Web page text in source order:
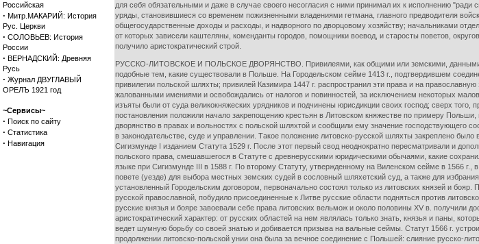
Российская
· Митр.МАКАРИЙ: История
Рус. Церкви
· СОЛОВЬЕВ: История
России
· ВЕРНАДСКИЙ: Древняя
Русь
· Журнал ДВУГЛАВЫЙ
ОРЕЛЪ 1921 год
~Сервисы~
· Поиск по сайту
· Статистика
· Навигация
для себя обязательными и даже в случае своего несогласия с ними принимал их к исполнению
уряды, становившиеся со временем пожизненными владениями гетмана, главного предводителя
общегосударственные доходы и расходы, и надворного по дворцовому хозяйству; начальниками
от которых зависели каштеляны, коменданты городов, помощники воевод, и старосты поветов,
получило аристократический строй.
РУССКО-ЛИТОВСКОЕ И ПОЛЬСКОЕ ДВОРЯНСТВО. Привилеями, как общими или земскими, данными
подобные тем, какие существовали в Польше. На Городельском сейме 1413 г., подтвердившем
привилегии польской шляхты; привилей Казимира 1447 г. распространил эти права и на
жалованными имениями и освобождались от налогов и повинностей, за исключением некоторых
изъяты были от суда великокняжеских урядников и подчинены юрисдикции своих господ; сверх
постановления положили начало закрепощению крестьян в Литовском княжестве по примеру
дворянство в правах и вольностях с польской шляхтой и сообщили ему значение
в законодательстве, суде и управлении. Такое положение литовско-русской шляхты закреплено
Сигизмунде I изданием Статута 1529 г. После этот первый свод неоднократно пересматривали и
польского права, смешавшегося в Статуте с древнерусскими юридическими обычаями, какие
языке при Сигизмунде III в 1588 г. По второму Статуту, утвержденному на Виленском сейме в 1566
повете (уезде) для выбора местных земских судей в сословный шляхетский суд, а также для
установленный Городельским договором, первоначально состоял только из литовских князей и
русской православной, побудило присоединенные к Литве русские области подняться против
русские князья и бояре завоевали себе права литовских вельмож и около половины XV в.
аристократический характер: от русских областей на нем являлась только знать, князья и паны,
ведет шумную борьбу со своей знатью и добивается призыва на вальные сеймы. Статут 1566 г.
продолжении литовско-польской унии она была за вечное соединение с Польшей: слияние русско-